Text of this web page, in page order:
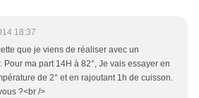
18:37
que je viens de réaliser avec un
Pour ma part 14H à 82°, Je vais essayer en
de 2° et en rajoutant 1h de cuisson.
?<br />